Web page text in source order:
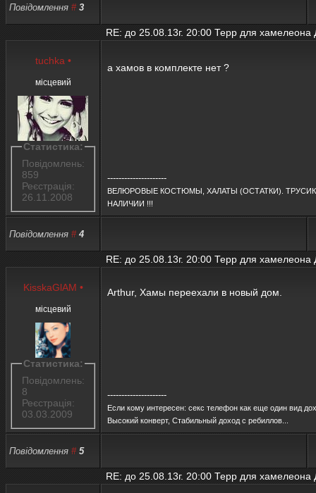
Повідомлення # 3
RE: до 25.08.13г. 20:00 Терр для
tuchka •
місцевий
Статистика:
Повідомлень:
859
Реєстрація:
26.11.2008
а хамов в комплекте нет ?
---------------------
ВЕЛЮРОВЫЕ КОСТЮМЫ, ХАЛАТЫ (ОСТАТКИ).
НАЛИЧИИ !!!
Повідомлення # 4
RE: до 25.08.13г. 20:00 Терр для
KisskaGlAM •
місцевий
Статистика:
Повідомлень:
8
Реєстрація:
03.03.2009
Arthur, Хамы переехали в новый дом.
---------------------
Если кому интересен: секс телефон как еще один вид
Высокий конверт, Стабильный доход с ребиллов...
Повідомлення # 5
RE: до 25.08.13г. 20:00 Терр для